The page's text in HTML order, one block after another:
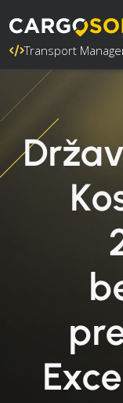
Transport